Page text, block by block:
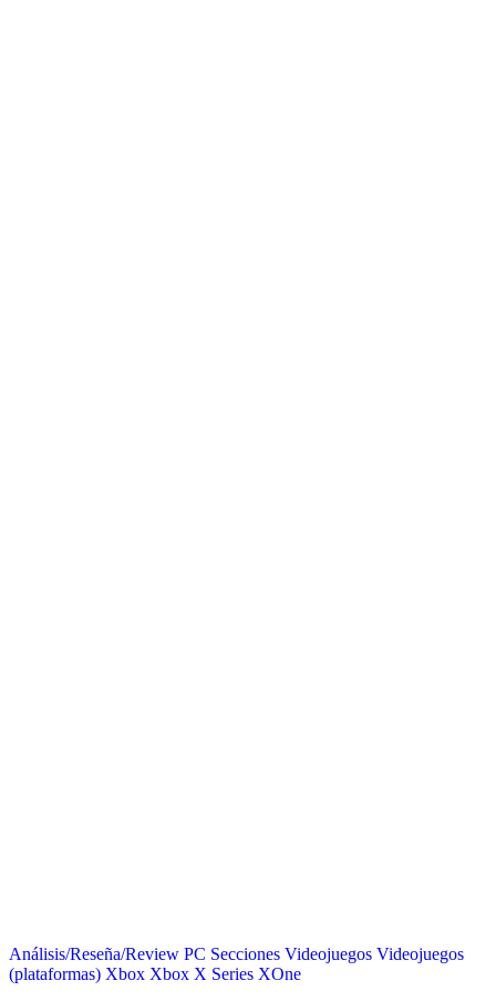
Análisis/Reseña/Review PC Secciones Videojuegos Videojuegos
(plataformas) Xbox Xbox X Series XOne